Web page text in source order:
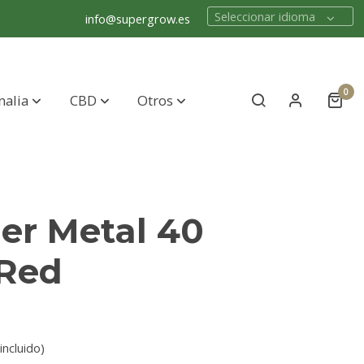
info@supergrow.es Seleccionar idioma
CBD Otros 0
Metal 40